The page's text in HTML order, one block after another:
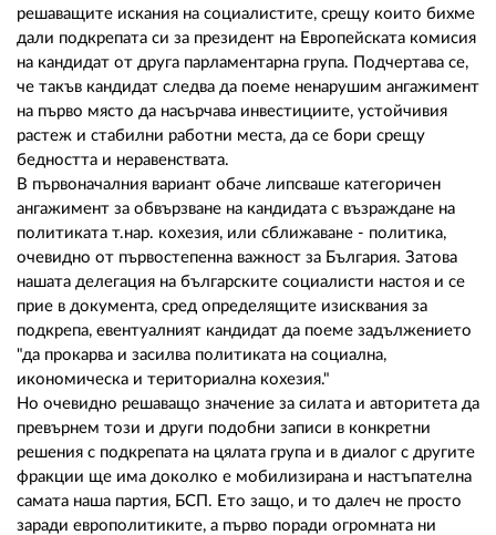
решаващите искания на социалистите, срещу които бихме
дали подкрепата си за президент на Европейската комисия
на кандидат от друга парламентарна група. Подчертава се,
че такъв кандидат следва да поеме ненарушим ангажимент
на първо място да насърчава инвестициите, устойчивия
растеж и стабилни работни места, да се бори срещу
бедността и неравенствата.
В първоначалния вариант обаче липсваше категоричен
ангажимент за обвързване на кандидата с възраждане на
политиката т.нар. кохезия, или сближаване - политика,
очевидно от първостепенна важност за България. Затова
нашата делегация на българските социалисти настоя и се
прие в документа, сред определящите изисквания за
подкрепа, евентуалният кандидат да поеме задължението
"да прокарва и засилва политиката на социална,
икономическа и териториална кохезия."
Но очевидно решаващо значение за силата и авторитета да
превърнем този и други подобни записи в конкретни
решения с подкрепата на цялата група и в диалог с другите
фракции ще има доколко е мобилизирана и настъпателна
самата наша партия, БСП. Ето защо, и то далеч не просто
заради европолитиките, а първо поради огромната ни
ПОЛИТИКА ЗА БИСКВИТКИТЕ
ПОЛИТИКАТА ЗА
ПОВЕРИТЕЛНОСТ
02 975 20 35